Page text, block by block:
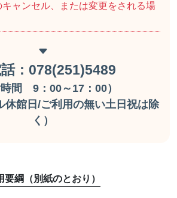
キャンセル、または変更をされる場
：078(251)5489
時間 9：00～17：00）
休館日/ご利用の無い土日祝は除
く）
要綱（別紙のとおり）